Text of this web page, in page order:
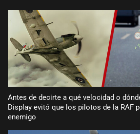
Antes de decirte a qué velocidad o
Display evitó que los pilotos de la RAF
enemigo